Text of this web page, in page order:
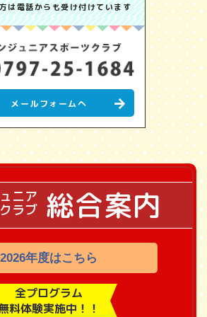
は電話からも受け付けています
メールフォームへ
ニア
ラブ 総合案内
2026年度はこちら
全プログラム
料体験実施中！！